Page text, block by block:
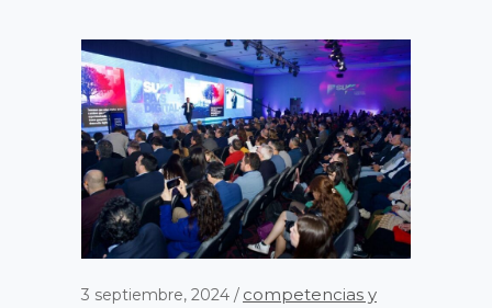
3 septiembre, 2024
competencias y